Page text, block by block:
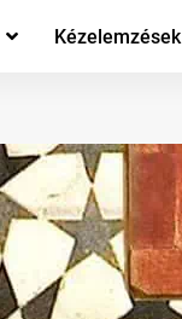
Kézelemzések